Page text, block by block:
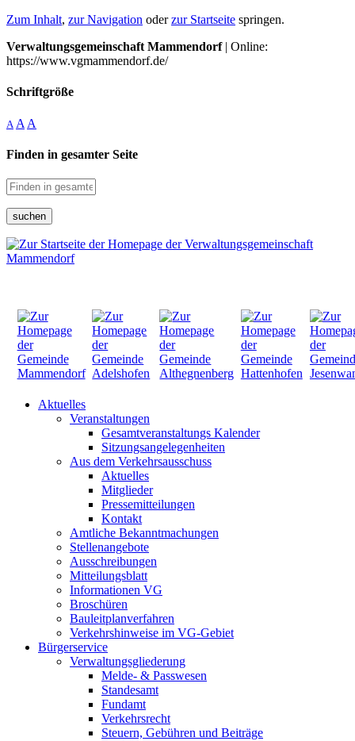
Zum Inhalt, zur Navigation oderzur Startseite springen.
Verwaltungsgemeinschaft Mammendorf| Online:
https://www.vgmammendorf.de/
Schriftgröße
A A A
Finden in gesamter Seite
suchen
Aktuelles
Veranstaltungen
Gesamtveranstaltungs Kalender
Sitzungsangelegenheiten
Aus dem Verkehrsausschuss
Aktuelles
Mitglieder
Pressemitteilungen
Kontakt
Amtliche Bekanntmachungen
Stellenangebote
Ausschreibungen
Mitteilungsblatt
Informationen VG
Broschüren
Bauleitplanverfahren
Verkehrshinweise im VG-Gebiet
Bürgerservice
Verwaltungsgliederung
Melde- & Passwesen
Standesamt
Fundamt
Verkehrsrecht
Steuern, Gebühren und Beiträge